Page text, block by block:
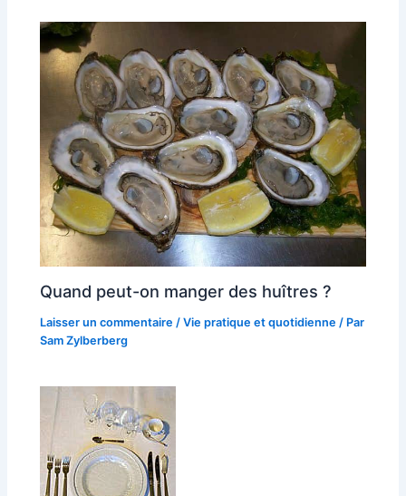
Quand peut-on manger des huîtres ?
Laisser un commentaire /Vie pratique et quotidienne / Par
Sam Zylberberg